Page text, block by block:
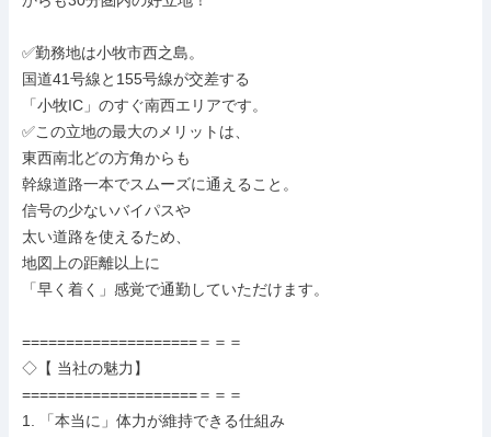
✅勤務地は小牧市西之島。
国道41号線と155号線が交差する
「小牧IC」のすぐ南西エリアです。
✅この立地の最大のメリットは、
東西南北どの方角からも
幹線道路一本でスムーズに通えること。
信号の少ないバイパスや
太い道路を使えるため、
地図上の距離以上に
「早く着く」感覚で通勤していただけます。
====================＝＝＝
◇【 当社の魅力】
====================＝＝＝
1. 「本当に」体力が維持できる仕組み